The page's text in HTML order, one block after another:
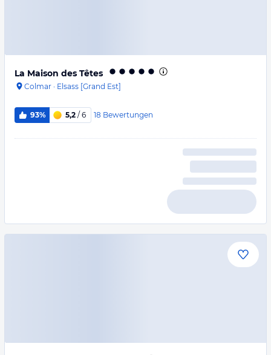
La Maison des Têtes
Colmar · Elsass [Grand Est]
93% 5,2 / 6 18 Bewertungen